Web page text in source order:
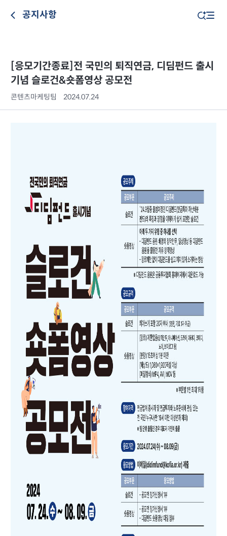
공지사항
[응모기간종료]전 국민의 퇴직연금, 디딤펀드 출시
기념 슬로건&숏폼영상 공모전
콘텐츠마케팅팀 2024.07.24